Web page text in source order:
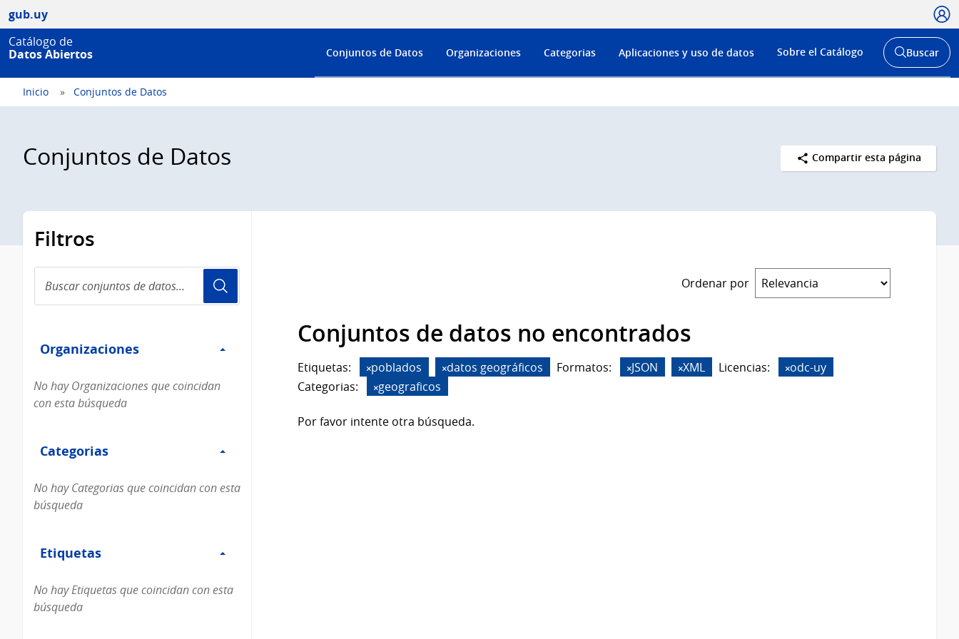
gub.uy
Catálogo de
Datos Abiertos
Menú
de
Conjuntos de Datos Organizaciones Categorias Aplicaciones y uso de datos Sobre el Catálogo
Abrir
buscador
Buscar
Inicio Conjuntos de Datos
Conjuntos de Datos Compartir esta página
Filtros
conjuntos
de
Organizaciones
Organizaciones
No hay Organizaciones que coincidan
con esta búsqueda
Categorias
Categorias
No hay Categorias que coincidan con esta
búsqueda
Etiquetas
Etiquetas
No hay Etiquetas que coincidan con esta
búsqueda
Ordenar por
Conjuntos de datos no encontrados
Etiquetas: poblados datos geográficos Formatos: JSON XML Licencias:
odc-uy
Categorias:
geograficos
Por favor intente otra búsqueda.